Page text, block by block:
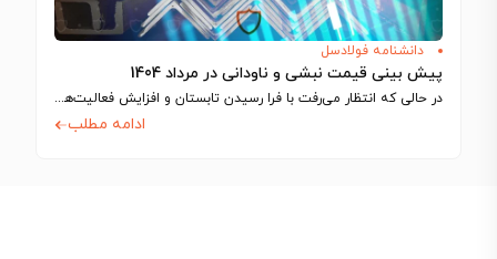
دانشنامه فولادسل
پیش بینی قیمت نبشی و ناودانی در مرداد 1404
در حالی که انتظار می‌رفت با فرا رسیدن تابستان و افزایش فعالیت‌های ساختمانی، بازار…
ادامه مطلب